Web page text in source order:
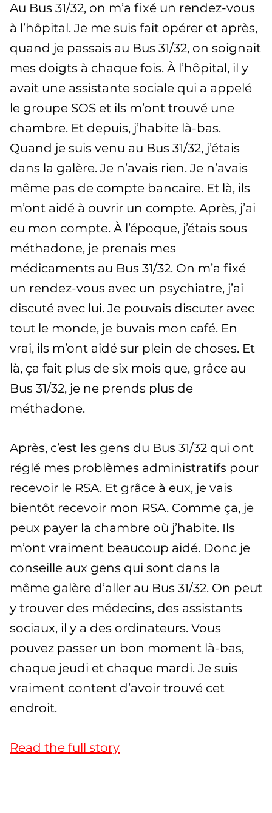
Au Bus 31/32, on m’a fixé un rendez-vous
à l’hôpital. Je me suis fait opérer et après,
quand je passais au Bus 31/32, on soignait
mes doigts à chaque fois. À l’hôpital, il y
avait une assistante sociale qui a appelé
le groupe SOS et ils m’ont trouvé une
chambre. Et depuis, j’habite là-bas.
Quand je suis venu au Bus 31/32, j’étais
dans la galère. Je n’avais rien. Je n’avais
même pas de compte bancaire. Et là, ils
m’ont aidé à ouvrir un compte. Après, j’ai
eu mon compte. À l’époque, j’étais sous
méthadone, je prenais mes
médicaments au Bus 31/32. On m’a fixé
un rendez-vous avec un psychiatre, j’ai
discuté avec lui. Je pouvais discuter avec
tout le monde, je buvais mon café. En
vrai, ils m’ont aidé sur plein de choses. Et
là, ça fait plus de six mois que, grâce au
Bus 31/32, je ne prends plus de
méthadone.
Après, c’est les gens du Bus 31/32 qui ont
réglé mes problèmes administratifs pour
recevoir le RSA. Et grâce à eux, je vais
bientôt recevoir mon RSA. Comme ça, je
peux payer la chambre où j’habite. Ils
m’ont vraiment beaucoup aidé. Donc je
conseille aux gens qui sont dans la
même galère d’aller au Bus 31/32. On peut
y trouver des médecins, des assistants
sociaux, il y a des ordinateurs. Vous
pouvez passer un bon moment là-bas,
chaque jeudi et chaque mardi. Je suis
vraiment content d’avoir trouvé cet
endroit.
Read the full story